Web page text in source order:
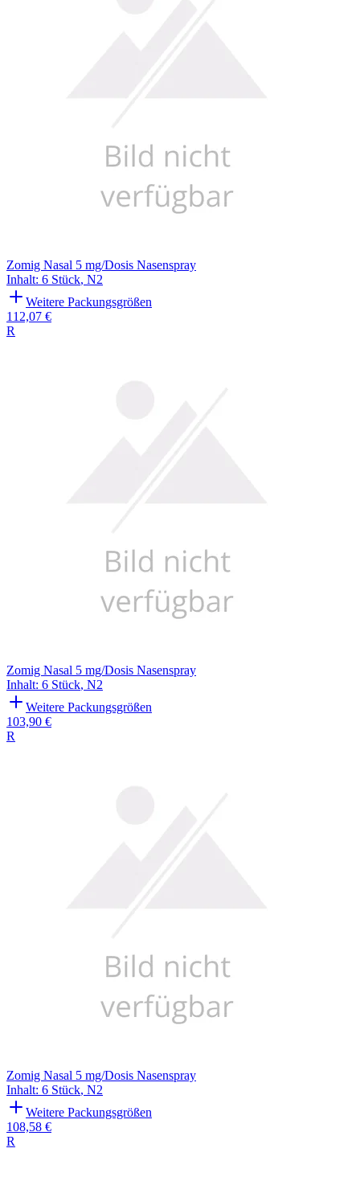
Zomig Nasal 5 mg/Dosis Nasenspray
Inhalt: 6 Stück, N2
Weitere Packungsgrößen
112,07 €
R
Zomig Nasal 5 mg/Dosis Nasenspray
Inhalt: 6 Stück, N2
Weitere Packungsgrößen
103,90 €
R
Zomig Nasal 5 mg/Dosis Nasenspray
Inhalt: 6 Stück, N2
Weitere Packungsgrößen
108,58 €
R